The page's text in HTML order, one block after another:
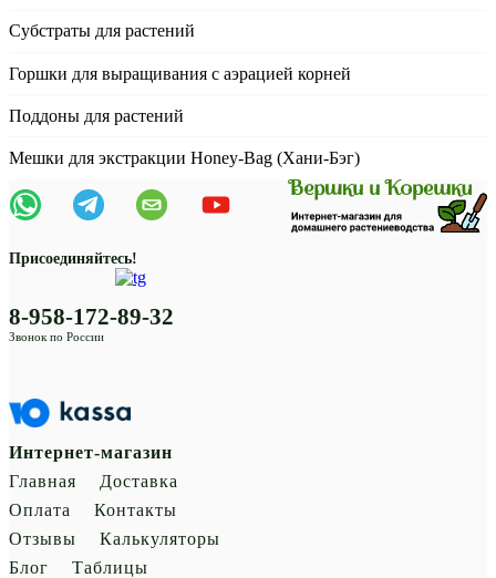
Субстраты для растений
Горшки для выращивания с аэрацией корней
Поддоны для растений
Мешки для экстракции Honey-Bag (Хани-Бэг)
Интернет-магазин
Главная
Доставка
Оплата
Контакты
Отзывы
Калькуляторы
Блог
Таблицы
Присоединяйтесь!
8-958-172-89-32
Звонок по России